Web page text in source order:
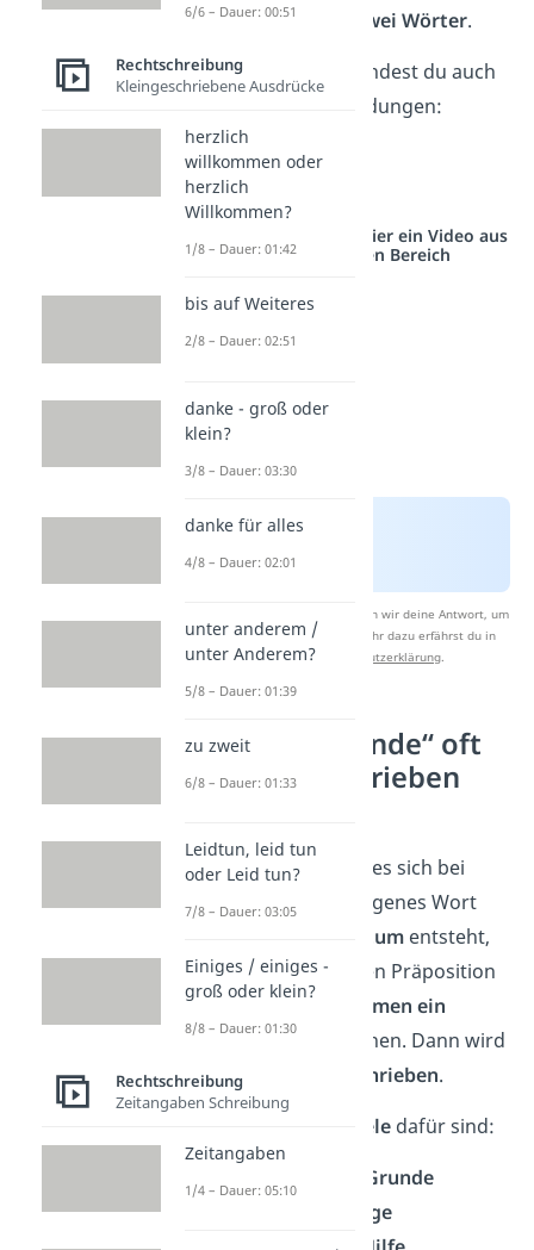
Ende“immer zwei Wörter.
Dasselbe Prinzip findest du auch
bei ähnlichen Wendungen:
zu Fuß
mit Abstand
Studyflix vernetzt: Hier ein Video aus
einem anderen Bereich
Nach Beantwortung speichern wir deine Antwort, um
Studyflix zu verbessern. Mehr dazu erfährst du in
unsererDatenschutzerklärung.
Warum „zuende“ oft
falsch geschrieben
Viele denken, dass es sich bei
„zuende“ um ein eigenes Wort
Irrtum entsteht,
weil in einigen Fällen Präposition
und Nomen zusammen ein
Adverbbilden können. Dann wird
eszusammengeschrieben.
Beispiele dafür sind:
zugrunde / zu Grunde
infrage / in Frage
6/6 – Dauer: 00:51
Rechtschreibung
Kleingeschriebene Ausdrücke
herzlich
willkommen oder
herzlich
Willkommen?
1/8 – Dauer: 01:42
bis auf Weiteres
2/8 – Dauer: 02:51
danke - groß oder
klein?
3/8 – Dauer: 03:30
danke für alles
4/8 – Dauer: 02:01
unter anderem /
unter Anderem?
5/8 – Dauer: 01:39
zu zweit
6/8 – Dauer: 01:33
Leidtun, leid tun
oder Leid tun?
7/8 – Dauer: 03:05
Einiges / einiges -
groß oder klein?
8/8 – Dauer: 01:30
Rechtschreibung
Zeitangaben Schreibung
Zeitangaben
1/4 – Dauer: 05:10